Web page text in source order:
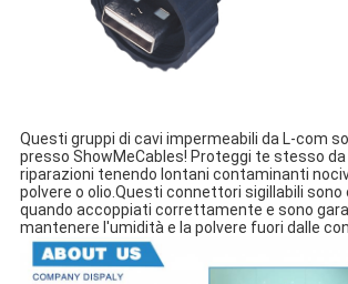
Questi gruppi di cavi impermeabili da L-com
presso ShowMeCables! Proteggi te stesso
riparazioni tenendo lontani contaminanti
polvere o olio.Questi connettori sigillabili
quando accoppiati correttamente e sono
mantenere l'umidità e la polvere fuori dalle